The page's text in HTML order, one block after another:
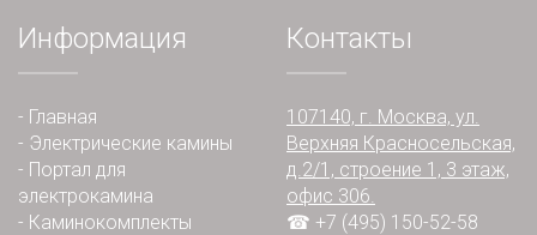
Информация
- Главная
- Электрические камины
- Портал для
электрокамина
- Каминокомплекты
Контакты
107140, г. Москва, ул.
Верхняя Красносельская,
д.2/1, строение 1, 3 этаж,
офис 306.
☎ +7 (495) 150-52-58